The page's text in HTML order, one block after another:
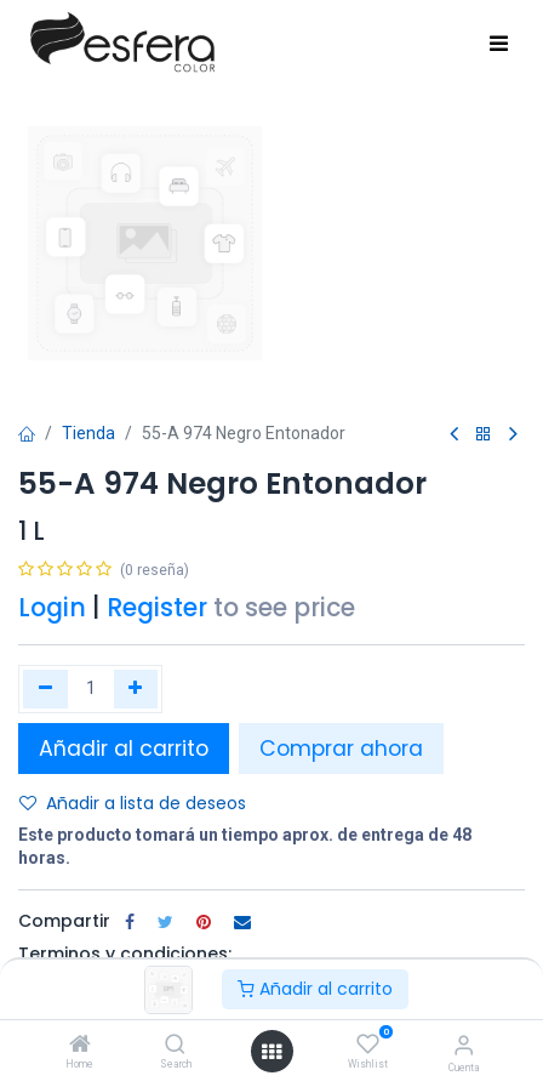
Añadir al carrito
Home Search
0
Wishlist Cuenta
Tienda 55-A 974 Negro Entonador
55-A 974 Negro Entonador
1 L
(0 reseña)
Login Register to see price
Añadir al carrito Comprar ahora
Añadir a lista de deseos
Este producto tomará un tiempo aprox. de entrega de 48
horas.
Compartir
Terminos y condiciones:
100% original
Devolución en
un plazo de 30
Entrega
gratuita en